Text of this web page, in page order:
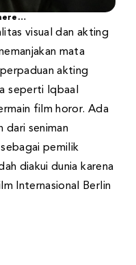
visual dan akting
mata
akting
seperti Iqbaal
film horor. Ada
dari seniman
pemilik
diakui dunia karena
Internasional Berlin